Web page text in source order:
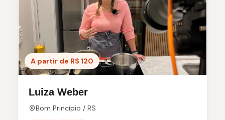
A partir de R$ 120
Luiza Weber
Bom Princípio / RS